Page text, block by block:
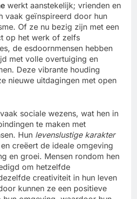
werkt aanstekelijk; vrienden en
vaak geïnspireerd door hun
Of ze nu bezig zijn met een
op het werk of zelfs
de esdoornmensen hebben
met volle overtuiging en
Deze vibrante houding
nieuwe uitdagingen met open
sociale wezens, wat hen in
te maken met
Hun levenslustige karakter
creëert de ideale omgeving
en groei. Mensen rondom hen
om hetzelfde
creativiteit in hun leven
kunnen ze een positieve